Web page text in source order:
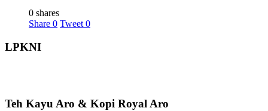
0 shares
Share 0 Tweet 0
LPKNI
Teh Kayu Aro & Kopi Royal Aro